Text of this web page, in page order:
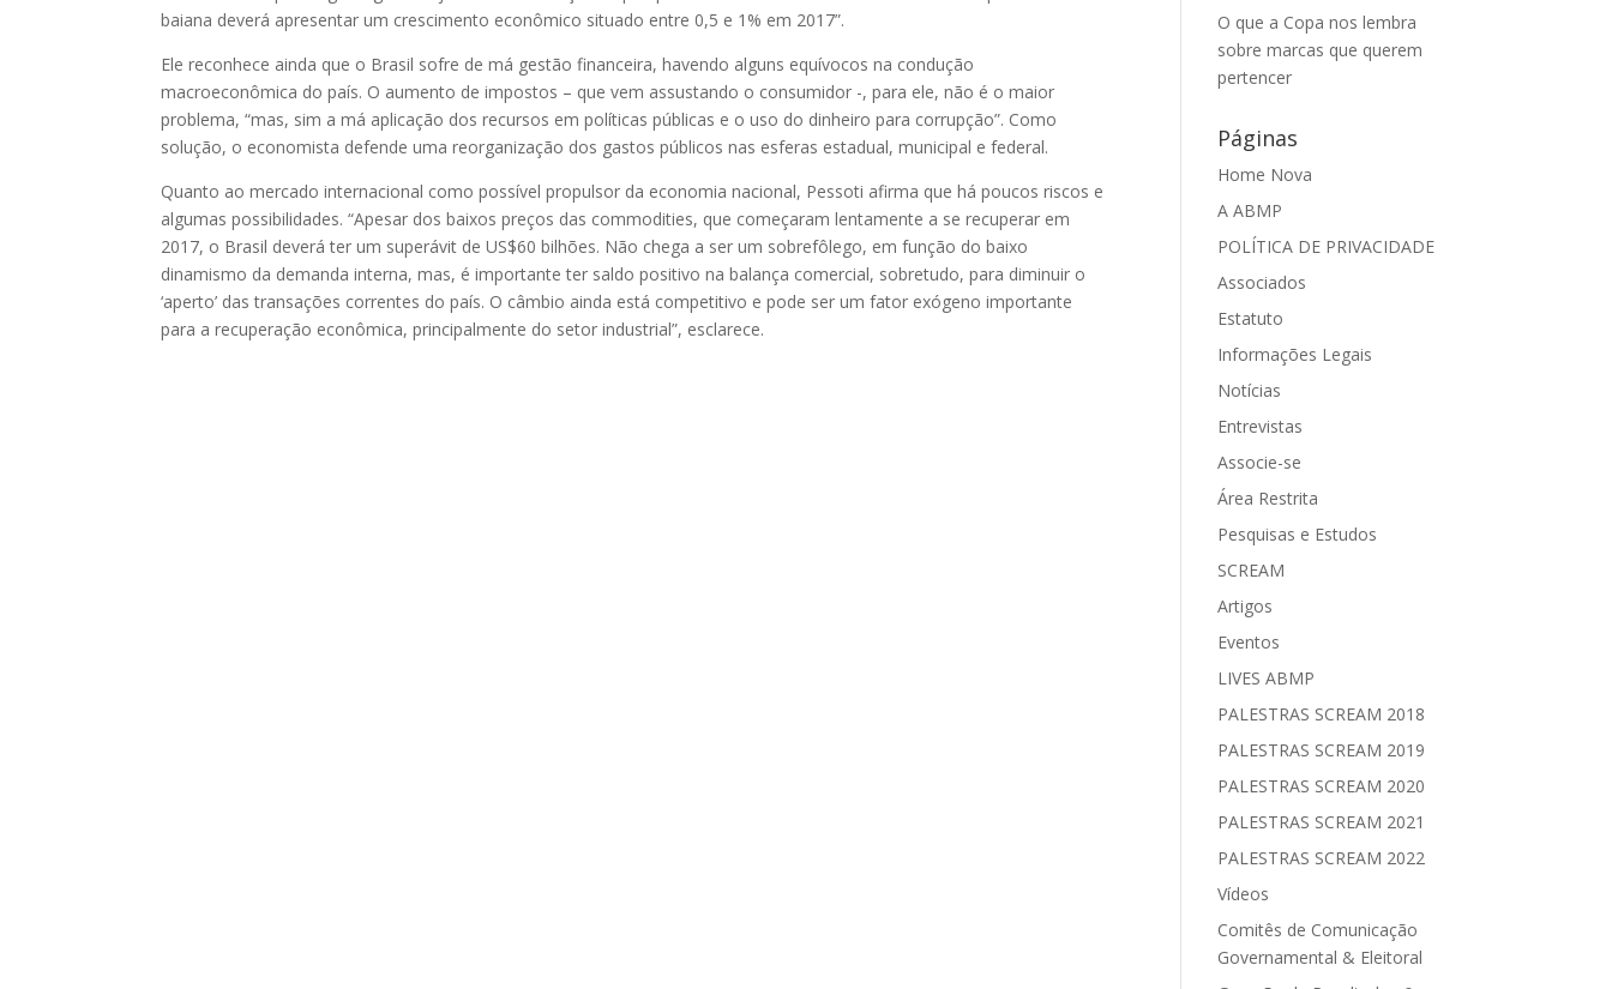
baiana deverá apresentar um crescimento econômico situado entre 0,5 e 1% em 2017”.
Ele reconhece ainda que o Brasil sofre de má gestão financeira, havendo alguns equívocos na condução
macroeconômica do país. O aumento de impostos – que vem assustando o consumidor -, para ele, não é o maior
problema, “mas, sim a má aplicação dos recursos em políticas públicas e o uso do dinheiro para corrupção”. Como
solução, o economista defende uma reorganização dos gastos públicos nas esferas estadual, municipal e federal.
Quanto ao mercado internacional como possível propulsor da economia nacional, Pessoti afirma que há poucos riscos e
algumas possibilidades. “Apesar dos baixos preços das commodities, que começaram lentamente a se recuperar em
2017, o Brasil deverá ter um superávit de US$60 bilhões. Não chega a ser um sobrefôlego, em função do baixo
dinamismo da demanda interna, mas, é importante ter saldo positivo na balança comercial, sobretudo, para diminuir o
‘aperto’ das transações correntes do país. O câmbio ainda está competitivo e pode ser um fator exógeno importante
para a recuperação econômica, principalmente do setor industrial”, esclarece.
O que a Copa nos lembra
sobre marcas que querem
pertencer
Páginas
Home Nova
A ABMP
POLÍTICA DE PRIVACIDADE
Associados
Estatuto
Informações Legais
Notícias
Entrevistas
Associe-se
Área Restrita
Pesquisas e Estudos
SCREAM
Artigos
Eventos
LIVES ABMP
PALESTRAS SCREAM 2018
PALESTRAS SCREAM 2019
PALESTRAS SCREAM 2020
PALESTRAS SCREAM 2021
PALESTRAS SCREAM 2022
Vídeos
Comitês de Comunicação
Governamental & Eleitoral